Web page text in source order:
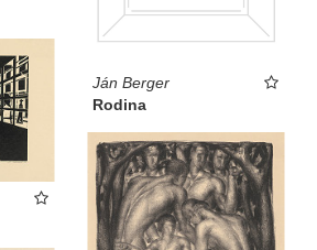
Ján Berger
Rodina